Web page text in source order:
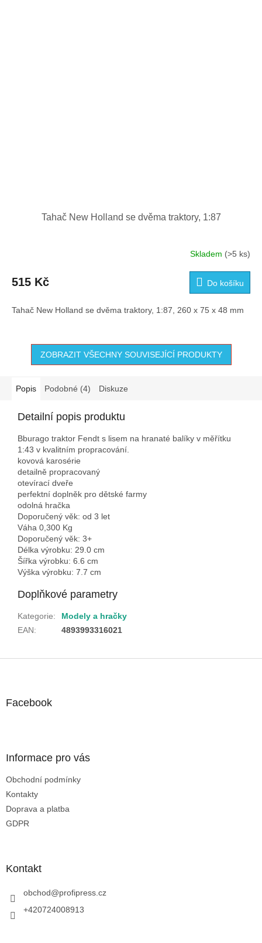
Tahač New Holland se dvěma traktory, 1:87
Skladem (>5 ks)
515 Kč Do košíku
Tahač New Holland se dvěma traktory, 1:87, 260 x 75 x 48 mm
ZOBRAZIT VŠECHNY SOUVISEJÍCÍ PRODUKTY
Popis Podobné (4) Diskuze
Detailní popis produktu
Bburago traktor Fendt s lisem na hranaté balíky v měřítku
1:43 v kvalitním propracování.
kovová karosérie
detailně propracovaný
otevírací dveře
perfektní doplněk pro dětské farmy
odolná hračka
Doporučený věk: od 3 let
Váha 0,300 Kg
Doporučený věk: 3+
Délka výrobku: 29.0 cm
Šířka výrobku: 6.6 cm
Výška výrobku: 7.7 cm
Doplňkové parametry
Kategorie:
Modely a hračky
EAN: 4893993316021
Facebook
Informace pro vás
Obchodní podmínky
Kontakty
Doprava a platba
GDPR
Kontakt
obchod@profipress.cz
+420724008913